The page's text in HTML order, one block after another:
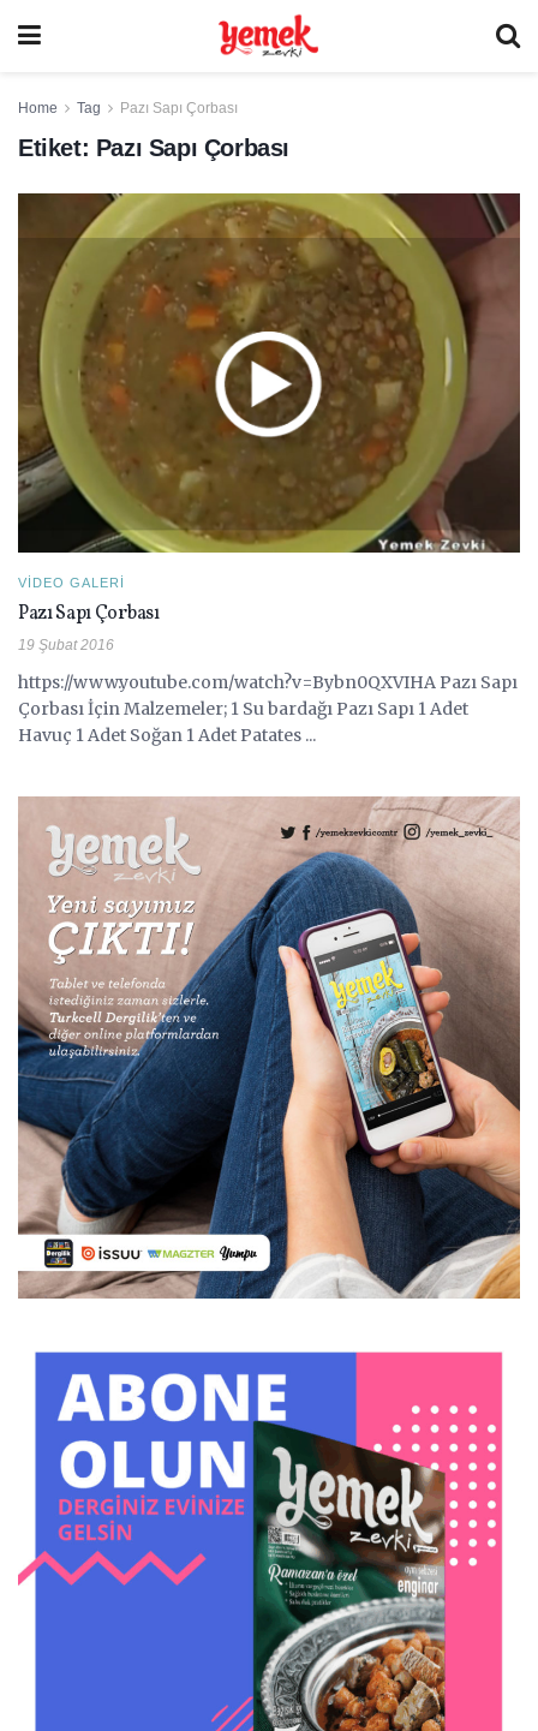
Home Tag Pazı Sapı Çorbası
Etiket: Pazı Sapı Çorbası
VIDEO GALERI
Pazı Sapı Çorbası
19 Şubat 2016
https://www.youtube.com/watch?v=Bybn0QXVIHA Pazı Sapı
Çorbası İçin Malzemeler; 1 Su bardağı Pazı Sapı 1 Adet
Havuç 1 Adet Soğan 1 Adet Patates ...